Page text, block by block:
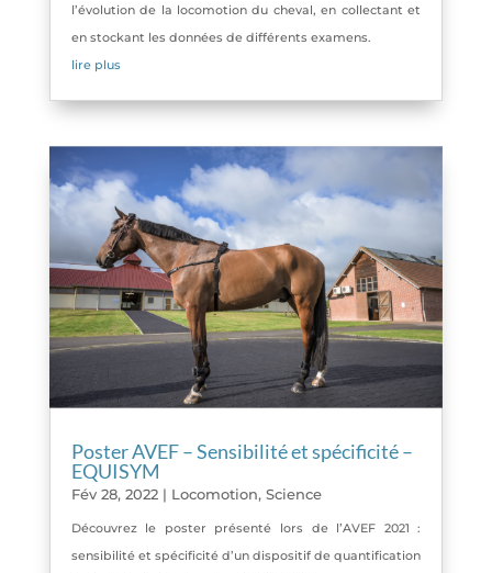
l’évolution de la locomotion du cheval, en collectant et
en stockant les données de différents examens.
lire plus
Poster AVEF – Sensibilité et spécificité –
EQUISYM
Fév 28, 2022| Locomotion, Science
Découvrez le poster présenté lors de l’AVEF 2021 :
sensibilité et spécificité d’un dispositif de quantification